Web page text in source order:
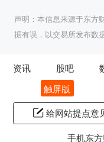
声明：本信息来源于东方
据有误，以交易所发布数
资讯 股吧
触屏版
给网站提点意
手机东